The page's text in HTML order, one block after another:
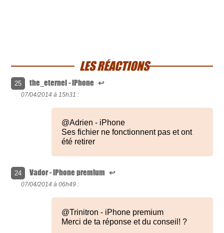
LES RÉACTIONS
25 the_eternel - iPhone ↩
07/04/2014 à 15h31 :
@Adrien - iPhone
Ses fichier ne fonctionnent pas et ont
été retirer
24 Vador - iPhone premium ↩
07/04/2014 à 06h49 :
@Trinitron - iPhone premium
Merci de ta réponse et du conseil! ?